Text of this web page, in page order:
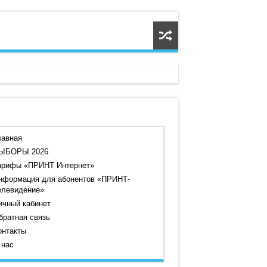
2026
«ПРИНТ Интернет»
для абонентов «ПРИНТ-
кабинет
связь